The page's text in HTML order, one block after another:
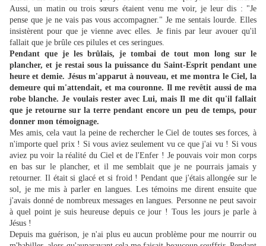
Aussi, un matin ou trois sœurs étaient venu me voir, je leur dis : "Je
pense que je ne vais pas vous accompagner." Je me sentais lourde. Elles
insistèrent pour que je vienne avec elles. Je finis par leur avouer qu'il
fallait que je brûle ces pilules et ces seringues.
Pendant que je les brûlais, je tombai de tout mon long sur le
plancher, et je restai sous la puissance du Saint-Esprit pendant une
heure et demie. Jésus m'apparut à nouveau, et me montra le Ciel, la
demeure qui m'attendait, et ma couronne. Il me revêtit aussi de ma
robe blanche. Je voulais rester avec Lui, mais Il me dit qu'il fallait
que je retourne sur la terre pendant encore un peu de temps, pour
donner mon témoignage.
Mes amis, cela vaut la peine de rechercher le Ciel de toutes ses forces, à
n'importe quel prix ! Si vous aviez seulement vu ce que j'ai vu ! Si vous
aviez pu voir la réalité du Ciel et de l'Enfer ! Je pouvais voir mon corps
en bas sur le plancher, et il me semblait que je ne pourrais jamais y
retourner. Il était si glacé et si froid ! Pendant que j'étais allongée sur le
sol, je me mis à parler en langues. Les témoins me dirent ensuite que
j'avais donné de nombreux messages en langues. Personne ne peut savoir
à quel point je suis heureuse depuis ce jour ! Tous les jours je parle à
Jésus !
Depuis ma guérison, je n'ai plus eu aucun problème pour me nourrir ou